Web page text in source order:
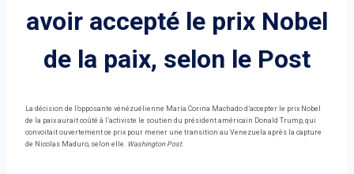
avoir accepté le prix Nobel
de la paix, selon le Post
La décision de l’opposante vénézuélienne María Corina Machado d’accepter le prix Nobel
de la paix aurait coûté à l’activiste le soutien du président américain Donald Trump, qui
convoitait ouvertement ce prix pour mener une transition au Venezuela après la capture
de Nicolas Maduro, selon elle. Washington Post.